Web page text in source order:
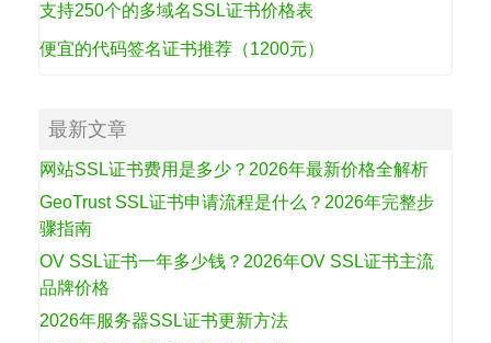
支持250个的多域名SSL证书价格表
便宜的代码签名证书推荐（1200元）
最新文章
网站SSL证书费用是多少？2026年最新价格全解析
GeoTrust SSL证书申请流程是什么？2026年完整步
骤指南
OV SSL证书一年多少钱？2026年OV SSL证书主流
品牌价格
2026年服务器SSL证书更新方法